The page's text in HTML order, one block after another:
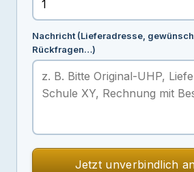
Nachricht (Lieferadresse,
Rückfragen…)
Jetzt unverbindlich